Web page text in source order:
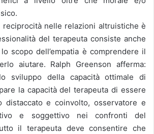
reciprocità nelle relazioni altruistiche è
del terapeuta consiste anche
scopo dell’empatia è comprendere il
aiutare. Ralph Greenson afferma:
sviluppo della capacità ottimale di
la capacità del terapeuta di essere
distaccato e coinvolto, osservatore e
e soggettivo nei confronti del
il terapeuta deve consentire che